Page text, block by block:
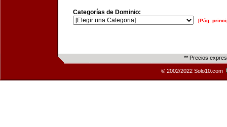
Categorías de Dominio:
[Pág.
** Precios
© 2002/2022 Solo10.com